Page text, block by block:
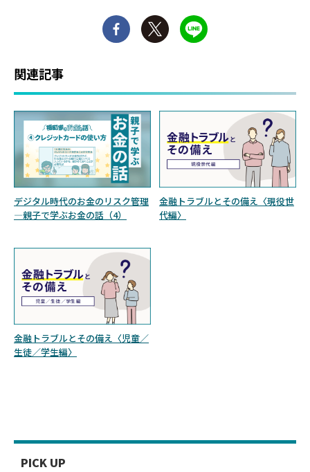
関連記事
デジタル時代のお金のリスク管理
—親子で学ぶお金の話（4）
金融トラブルとその備え〈現役世
代編〉
金融トラブルとその備え〈児童／
生徒／学生編〉
PICK UP